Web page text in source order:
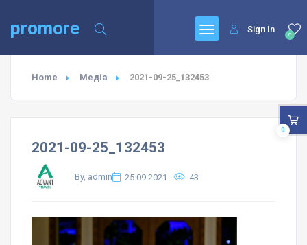
promore 0
Sign In
Home Медіа 2021-09-25_132453
2021-09-25_132453
By, admin 25.09.2021 43
0